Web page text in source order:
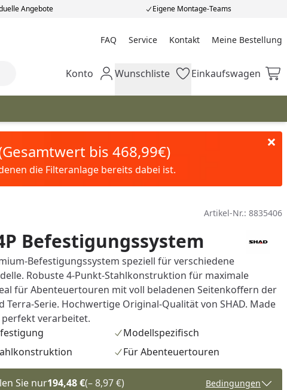
Angebote Eigene Montage-Teams
FAQ Service Kontakt Meine Bestellung
Meine Bestellung
Mein Konto
Konto Wunschliste
Wunschliste Einkaufswagen
Einkaufswagen
bis 468,99€)
die Filteranlage bereits dabei ist.
Artikel-Nr.: 8835406
Befestigungssystem
Befestigungssystem speziell für verschiedene
Robuste 4-Punkt-Stahlkonstruktion für maximale
für Abenteuertouren mit voll beladenen Seitenkoffern der
Terra-Serie. Hochwertige Original-Qualität von SHAD. Made
perfekt verarbeitet.
Modellspezifisch
Für Abenteuertouren
Sie nur194,48 €(– 8,97 €) Bedingungen